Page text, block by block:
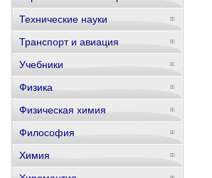
Технические науки
Транспорт и авиация
Учебники
Физика
Физическая химия
Философия
Химия